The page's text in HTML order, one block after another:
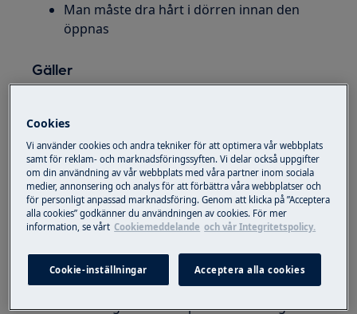
Man måste dra hårt i dörren innan den
öppnas
Gäller
Frys
Kyl-frys
Lösning
Tryck fingret mot insidan av hörnet på
dörrtätningen för att avlägsna lite sug och
efter stängningen.
Vänta cirka en minut innan du öppnar
dörren igen om den precis har stängts
Cookies
Vi använder cookies och andra tekniker för att optimera vår webbplats
samt för reklam- och marknadsföringssyften. Vi delar också uppgifter
om din användning av vår webbplats med våra partner inom sociala
medier, annonsering och analys för att förbättra våra webbplatser och
för personligt anpassad marknadsföring. Genom att klicka på ”Acceptera
alla cookies” godkänner du användningen av cookies. För mer
information, se vårt Cookiemeddelande och vår Integritetspolicy.
Cookie-inställningar Acceptera alla cookies